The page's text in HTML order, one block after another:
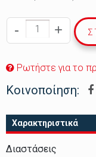
- +
Ρωτήστε για το
Κοινοποίηση:
Χαρακτηριστικά
Διαστάσεις